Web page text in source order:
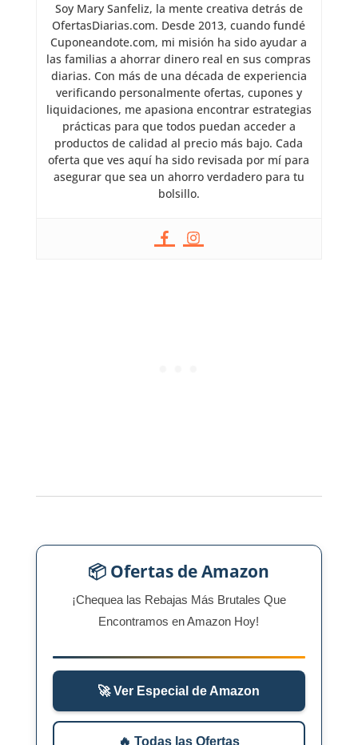
Soy Mary Sanfeliz, la mente creativa detrás de
OfertasDiarias.com. Desde 2013, cuando fundé
Cuponeandote.com, mi misión ha sido ayudar a
las familias a ahorrar dinero real en sus compras
diarias. Con más de una década de experiencia
verificando personalmente ofertas, cupones y
liquidaciones, me apasiona encontrar estrategias
prácticas para que todos puedan acceder a
productos de calidad al precio más bajo. Cada
oferta que ves aquí ha sido revisada por mí para
asegurar que sea un ahorro verdadero para tu
bolsillo.
📦 Ofertas de Amazon
¡Chequea las Rebajas Más Brutales Que
Encontramos en Amazon Hoy!
🚀 Ver Especial de Amazon
🔥 Todas las Ofertas